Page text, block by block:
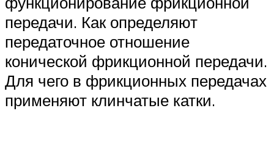
передачи. Как определяют
передаточное отношение
конической фрикционной передачи.
Для чего в фрикционных передачах
применяют клинчатые катки.